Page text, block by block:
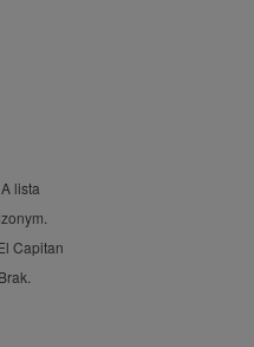
lista
Capitan